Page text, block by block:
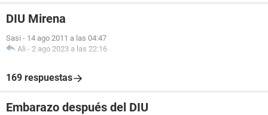
DIU Mirena
Sasi - 14 ago 2011 a las 04:47
Ali - 2 ago 2023 a las 22:16
169 respuestas
Embarazo después del DIU